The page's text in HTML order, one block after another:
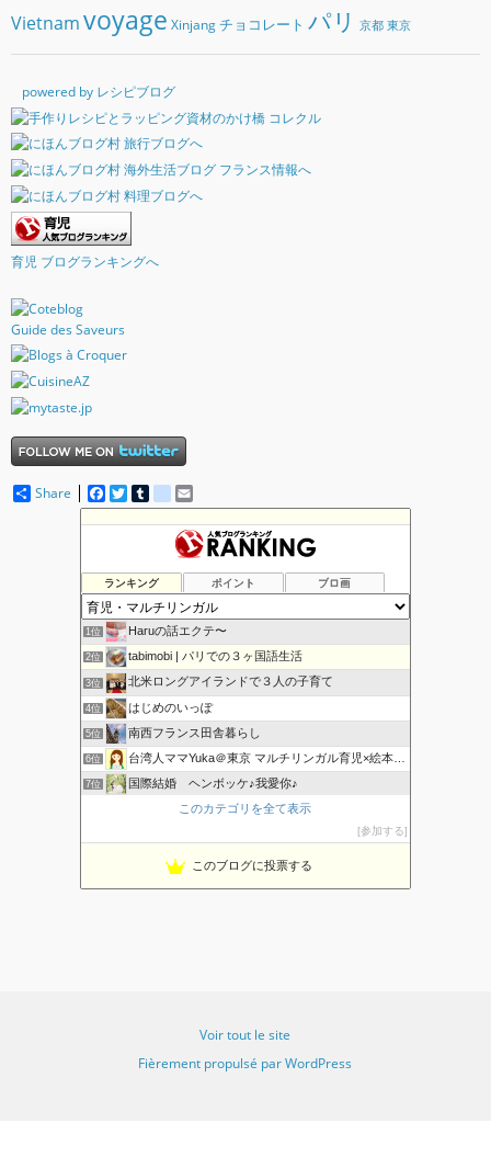
Vietnamvoyage Xinjang チョコレート パリ 京都 東京
powered by レシピブログ
育児 ブログランキングへ
Guide des Saveurs
Share
F
a
c
o
o
k
T
w
i
e
r
T
u
m
r
d
e
l
o
u
s
m
a
i
l
ランキング ポイント ブロ画
1位 Haruの話エクテ〜
2位 tabimobi | パリでの３ヶ国語生活
3位 北米ロングアイランドで３人の子育て
4位 はじめのいっぽ
5位 南西フランス田舎暮らし
6位 台湾人ママYuka＠東京 マルチリンガル育児×絵本×知育
7位 国際結婚 ヘンボッケ♪我愛你♪
香港でマルチリンガル育児
海外暮らし、風の吹くまま気の向くままに♪
このカテゴリを全て表示
参加する
このブログに投票する
Voir tout le site
Fièrement propulsé par WordPress